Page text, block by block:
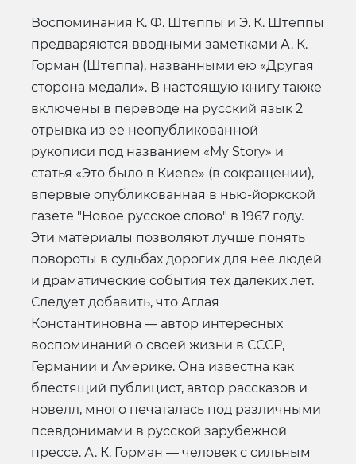
Воспоминания К. Ф. Штеппы и Э. К. Штеппы
предваряются вводными заметками А. К.
Горман (Штеппа), названными ею «Другая
сторона медали». В настоящую книгу также
включены в переводе на русский язык 2
отрывка из ее неопубликованной
рукописи под названием «My Story» и
статья «Это было в Киеве» (в сокращении),
впервые опубликованная в нью-йоркской
газете "Новое русское слово" в 1967 году.
Эти материалы позволяют лучше понять
повороты в судьбах дорогих для нее людей
и драматические события тех далеких лет.
Следует добавить, что Аглая
Константиновна — автор интересных
воспоминаний о своей жизни в СССР,
Германии и Америке. Она известна как
блестящий публицист, автор рассказов и
новелл, много печаталась под различными
псевдонимами в русской зарубежной
прессе. А. К. Горман — человек с сильным